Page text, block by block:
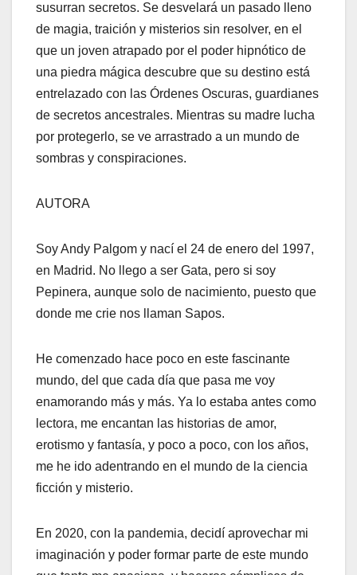
susurran secretos. Se desvelará un pasado lleno
de magia, traición y misterios sin resolver, en el
que un joven atrapado por el poder hipnótico de
una piedra mágica descubre que su destino está
entrelazado con las Órdenes Oscuras, guardianes
de secretos ancestrales. Mientras su madre lucha
por protegerlo, se ve arrastrado a un mundo de
sombras y conspiraciones.
AUTORA
Soy Andy Palgom y nací el 24 de enero del 1997,
en Madrid. No llego a ser Gata, pero si soy
Pepinera, aunque solo de nacimiento, puesto que
donde me crie nos llaman Sapos.
He comenzado hace poco en este fascinante
mundo, del que cada día que pasa me voy
enamorando más y más. Ya lo estaba antes como
lectora, me encantan las historias de amor,
erotismo y fantasía, y poco a poco, con los años,
me he ido adentrando en el mundo de la ciencia
ficción y misterio.
En 2020, con la pandemia, decidí aprovechar mi
imaginación y poder formar parte de este mundo